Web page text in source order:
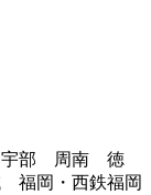
部 周南 徳
岡・西鉄福岡